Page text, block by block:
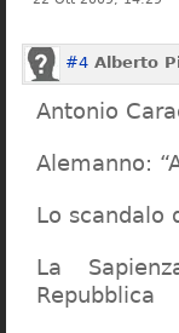
#4 Alberto
Antonio
Alemanno:
Lo scandalo
La
Repubblica